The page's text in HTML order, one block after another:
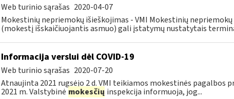
Web turinio sąrašas 2020-04-07
Mokestinių nepriemokų išieškojimas - VMI Mokestinių
(mokestį išskaičiuojantis asmuo) gali įstatymų nustatytais
Informacija verslui dėl COVID-19
Web turinio sąrašas 2020-07-20
Atnaujinta 2021 rugsėjo 2 d. VMI teikiamos mokestinės pagalbos
2021 m. Valstybinė mokesčių inspekcija informuoja, jog...